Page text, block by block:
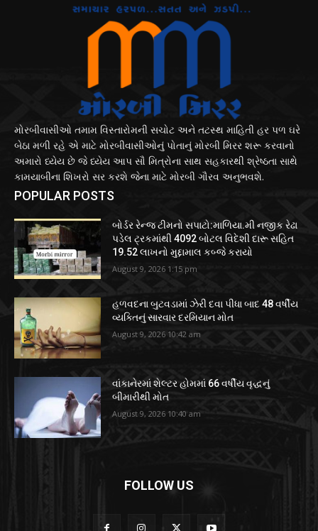
મોરબીવાસીઓ તમામ વિસ્તારોમની સચોટ અને તટસ્થ માહિતી હર પળ ઘરે
બેઠા મળી રહે એ માટે મોરબીવાસીઓનું પોતાનું મોરબી મિરર શરૂ કરવાનો
અમારો ધ્યેય છે જે ધ્યેય આપ સૌ મિત્રોના સાથ સહકારથી શ્રેષ્ઠતા સાથે
કામયાબીના શિખરો સર કરશે જેના માટે મોરબી ગૌરવ અનુભવશે.
POPULAR POSTS
બોર્ડર રેન્જ ટીમનો સપાટો:માળિયા.મી નજીક રેઢા
પડેલ ટ્રકમાંથી 4092 બોટલ વિદેશી દારૂ સહિત
19.52 લાખનો મુદ્દામાલ કબ્જે કરાયો
August 9, 2026 1:15 pm
હળવદના બુટવડામાં ઝેરી દવા પીધા બાદ 48 વર્ષીય
વ્યક્તિનું સારવાર દરમિયાન મોત
August 9, 2026 10:42 am
વાંકાનેરમાં શેલ્ટર હોમમાં 66 વર્ષીય વૃદ્ધનું
બીમારીથી મોત
August 9, 2026 10:40 am
FOLLOW US